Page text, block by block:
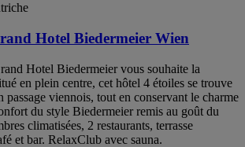
Hotel Biedermeier Wien
Hotel Biedermeier vous souhaite la
en plein centre, cet hôtel 4 étoiles se trouve
passage viennois, tout en conservant le charme
du style Biedermeier remis au goût du
climatisées, 2 restaurants, terrasse
et bar. RelaxClub avec sauna.